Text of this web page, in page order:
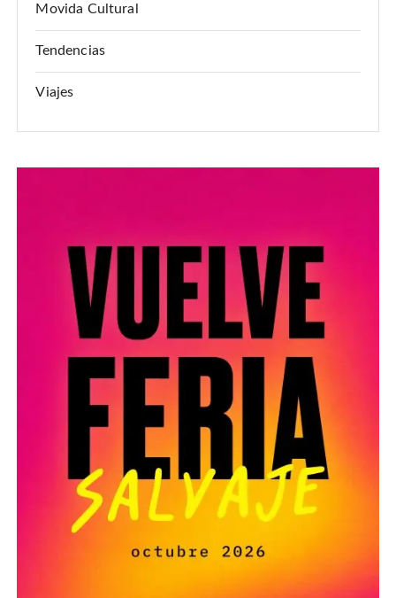
Movida Cultural
Tendencias
Viajes